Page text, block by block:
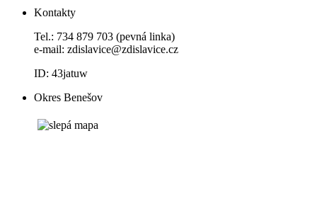
Kontakty
Tel.: 734 879 703 (pevná linka)
e-mail: zdislavice@zdislavice.cz
ID: 43jatuw
Okres Benešov